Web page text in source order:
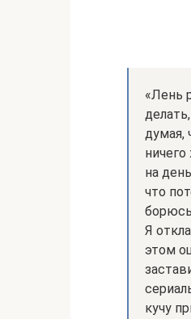
«Лень
думая,
на
что
Я
этом
кучу